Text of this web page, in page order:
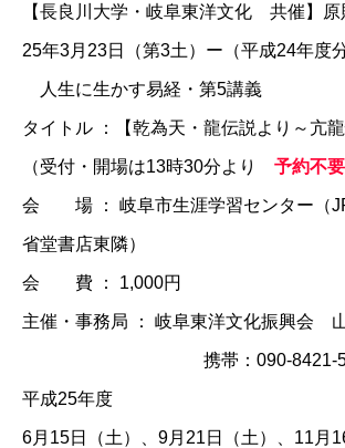
【長良川大学・岐阜東洋文化 共催】
25年3月23日（第3土）ー（平成24年度分
人生に生かす易経・第5講義
タイトル ：【乾為天・龍伝説より～亢龍
（受付・開場は13時30分より 予約不要
会 場 ： 岐阜市生涯学習センター（
省堂書店東隣）
会 費 ： 1,000円
主催・事務局 ： 岐阜東洋文化振興会
携帯：090-8421-
平成25年度
6月15日（土）、9月21日（土）、11月